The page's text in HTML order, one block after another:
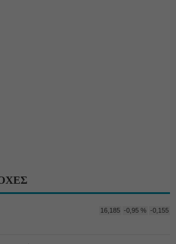
16,185 -0,95 % -0,155